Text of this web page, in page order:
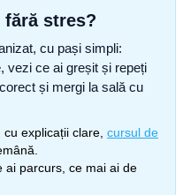
stres?
cu pași simpli:
vezi ce ai greșit și repeți
și mergi la sală cu
, cu explicații clare, cursul de
ai parcurs, ce mai ai de